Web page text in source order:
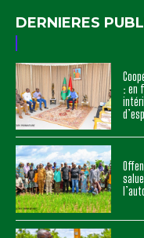
DERNIERES
: en